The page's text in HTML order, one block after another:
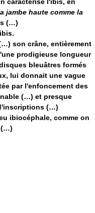
jambe haute comme la
(…)
son crâne, entièrement
prodigieuse longueur
bleuâtres formés
lui donnait une vague
par l'enfoncement des
(…) et presque
(…)
ibiocéphale, comme on
(…)